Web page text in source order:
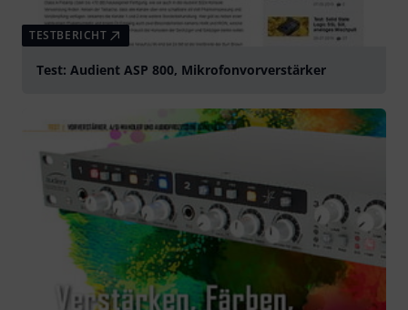
TESTBERICHT
Test: Audient ASP 800, Mikrofonvorverstärker